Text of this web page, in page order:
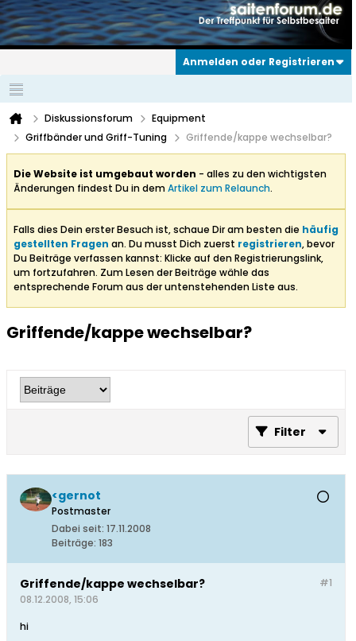
Anmelden oder Registrieren
Diskussionsforum
Equipment
Griffbänder und Griff-Tuning
Griffende/kappe wechselbar?
Die Website ist umgebaut worden - alles zu den wichtigsten
Änderungen findest Du in demArtikel zum Relaunch.
Falls dies Dein erster Besuch ist, schaue Dir am besten die häufig
gestellten Fragen an. Du musst Dich zuerst registrieren, bevor
Du Beiträge verfassen kannst: Klicke auf den Registrierungslink,
um fortzufahren. Zum Lesen der Beiträge wähle das
entsprechende Forum aus der untenstehenden Liste aus.
Griffende/kappe wechselbar?
Filter
<gernot
Postmaster
Dabei seit: 17.11.2008
Beiträge: 183
#1
Griffende/kappe wechselbar?
08.12.2008, 15:06
hi